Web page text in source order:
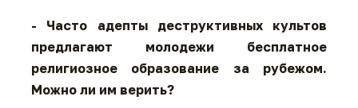
- Часто адепты деструктивных культов
предлагают молодежи бесплатное
религиозное образование за рубежом.
Можно ли им верить?